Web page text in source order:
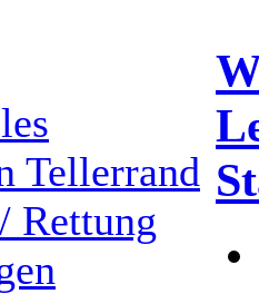
Tellerrand
Rettung